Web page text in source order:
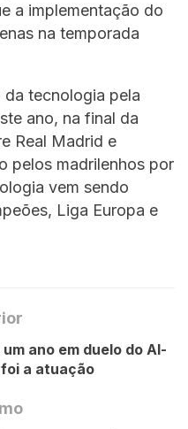
a implementação do
na temporada
tecnologia pela
ano, na final da
Real Madrid e
pelos madrilenhos por
vem sendo
Liga Europa e
ano em duelo do Al-
a atuação